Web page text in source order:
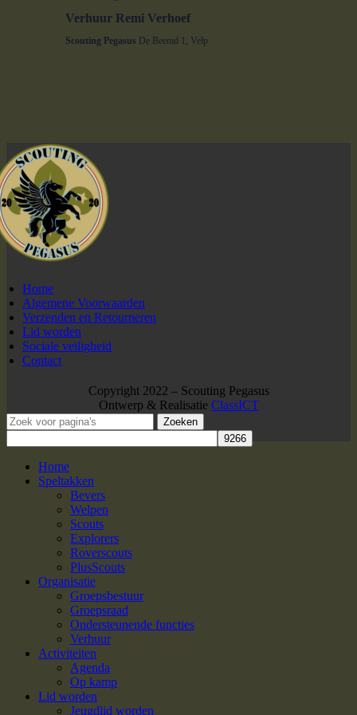
Verhuur Remi Verhoef
Scouting Pegasus De Beemd 1, Velp
Home
Algemene Voorwaarden
Verzenden en Retourneren
Lid worden
Sociale veiligheid
Contact
Copyright 2022 – Scouting Pegasus
Ontwerp & Realisatie ClassICT
Zoeken
Home
Speltakken
Bevers
Welpen
Scouts
Explorers
Roverscouts
PlusScouts
Organisatie
Groepsbestuur
Groepsraad
Ondersteunende functies
Verhuur
Activiteiten
Agenda
Op kamp
Lid worden
Jeugdlid worden